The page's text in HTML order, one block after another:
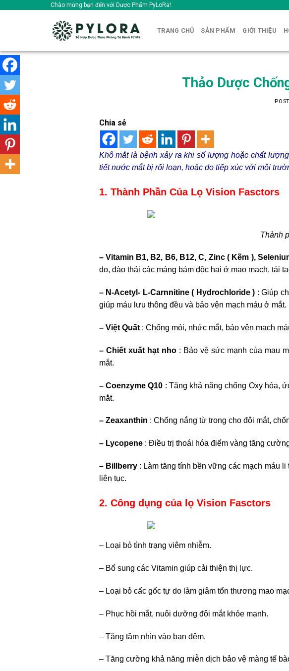
Chào mừng bạn đến với Dược Phẩm PyLoRa!
TRANG CHỦ SẢN PHẨM GIỚI THIỆU
Thảo Dược
Chia sẻ
Khô mắt là bệnh xảy ra khi số lượng hoặc chất
tiết nước mắt bị rối loạn, hoặc do tiếp xúc với môi
1. Thành Phần Của Lọ Vision Fasctors
Thành
– Vitamin B1, B2, B6, B12, C, Zinc ( Kẽm ),
do, đào thải các mảng bám độc hại ở mao mạch, tái
– N-Acetyl- L-Carnnitine ( Hydrochloride ) : Giúp
giúp máu lưu thông đều và bảo vện mạch máu ở mắt.
– Việt Quất: Chống mỏi, nhức mắt, bảo vện mạch
– Chiết xuất hạt nho: Bảo vệ sức mạnh của mau
mắt.
– Coenzyme Q10 : Tăng khả năng chống Oxy hóa,
mắt.
– Zeaxanthin : Chống nắng từ trong cho đôi mắt,
– Lycopene: Điều trị thoái hóa điểm vàng tăng
– Billberry: Làm tăng tính bền vững các mạch máu
liên tục.
2. Công dụng của lọ Vision Fasctors
– Loại bỏ tình trạng viêm nhiễm.
– Bổ sung các Vitamin giúp cải thiện thị lực.
– Loại bỏ cấc gốc tự do làm giảm tổn thương mao
– Phục hồi mắt, nuôi dưỡng đôi mắt khỏe mạnh.
– Tăng tầm nhìn vào ban đêm.
– Tăng cường khả năng miễn dịch bảo vệ màng tế